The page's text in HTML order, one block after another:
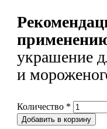
украшение
и
Количество *